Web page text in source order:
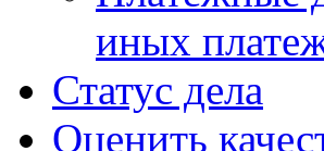
иных
Статус дела
Оценить